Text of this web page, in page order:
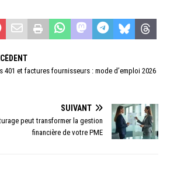
401 et factures fournisseurs : mode d’emploi 2026
SUIVANT
peut transformer la gestion
financière de votre PME